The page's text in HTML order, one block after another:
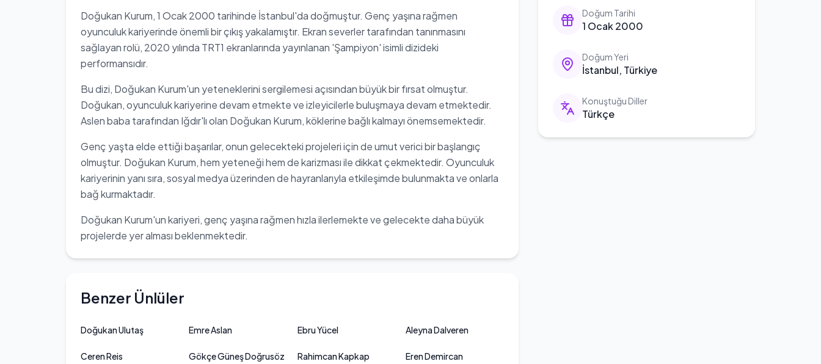
Doğum Tarihi
1 Ocak 2000
Doğum Yeri
İstanbul, Türkiye
Konuştuğu Diller
Türkçe
Doğukan Kurum, 1 Ocak 2000 tarihinde İstanbul'da doğmuştur. Genç yaşına rağmen
oyunculuk kariyerinde önemli bir çıkış yakalamıştır. Ekran severler tarafından tanınmasını
sağlayan rolü, 2020 yılında TRT1 ekranlarında yayınlanan 'Şampiyon' isimli dizideki
performansıdır.
Bu dizi, Doğukan Kurum'un yeteneklerini sergilemesi açısından büyük bir fırsat olmuştur.
Doğukan, oyunculuk kariyerine devam etmekte ve izleyicilerle buluşmaya devam etmektedir.
Aslen baba tarafından Iğdır'lı olan Doğukan Kurum, köklerine bağlı kalmayı önemsemektedir.
Genç yaşta elde ettiği başarılar, onun gelecekteki projeleri için de umut verici bir başlangıç
olmuştur. Doğukan Kurum, hem yeteneği hem de karizması ile dikkat çekmektedir. Oyunculuk
kariyerinin yanı sıra, sosyal medya üzerinden de hayranlarıyla etkileşimde bulunmakta ve onlarla
bağ kurmaktadır.
Doğukan Kurum'un kariyeri, genç yaşına rağmen hızla ilerlemekte ve gelecekte daha büyük
projelerde yer alması beklenmektedir.
Benzer Ünlüler
Doğukan Ulutaş Emre Aslan Ebru Yücel Aleyna Dalveren
Ceren Reis Gökçe Güneş Doğrusöz Rahimcan Kapkap Eren Demircan